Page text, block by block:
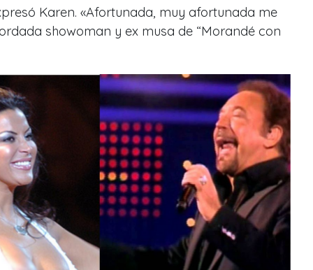
Karen. «Afortunada, muy afortunada me
showoman y ex musa de “Morandé con